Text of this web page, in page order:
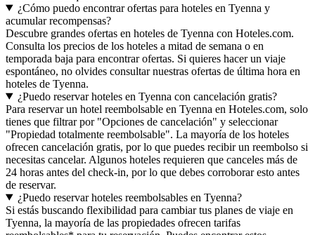
¿Cómo puedo encontrar ofertas para hoteles en Tyenna y
acumular recompensas?
Descubre grandes ofertas en hoteles de Tyenna con Hoteles.com.
Consulta los precios de los hoteles a mitad de semana o en
temporada baja para encontrar ofertas. Si quieres hacer un viaje
espontáneo, no olvides consultar nuestras ofertas de última hora en
hoteles de Tyenna.
¿Puedo reservar hoteles en Tyenna con cancelación gratis?
Para reservar un hotel reembolsable en Tyenna en Hoteles.com, solo
tienes que filtrar por "Opciones de cancelación" y seleccionar
"Propiedad totalmente reembolsable". La mayoría de los hoteles
ofrecen cancelación gratis, por lo que puedes recibir un reembolso si
necesitas cancelar. Algunos hoteles requieren que canceles más de
24 horas antes del check-in, por lo que debes corroborar esto antes
de reservar.
¿Puedo reservar hoteles reembolsables en Tyenna?
Si estás buscando flexibilidad para cambiar tus planes de viaje en
Tyenna, la mayoría de las propiedades ofrecen tarifas